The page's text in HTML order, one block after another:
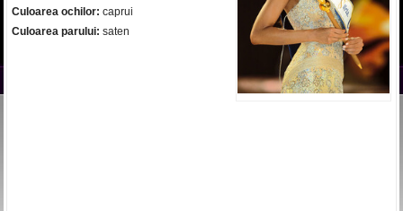
Culoarea ochilor: caprui
Culoarea parului: saten